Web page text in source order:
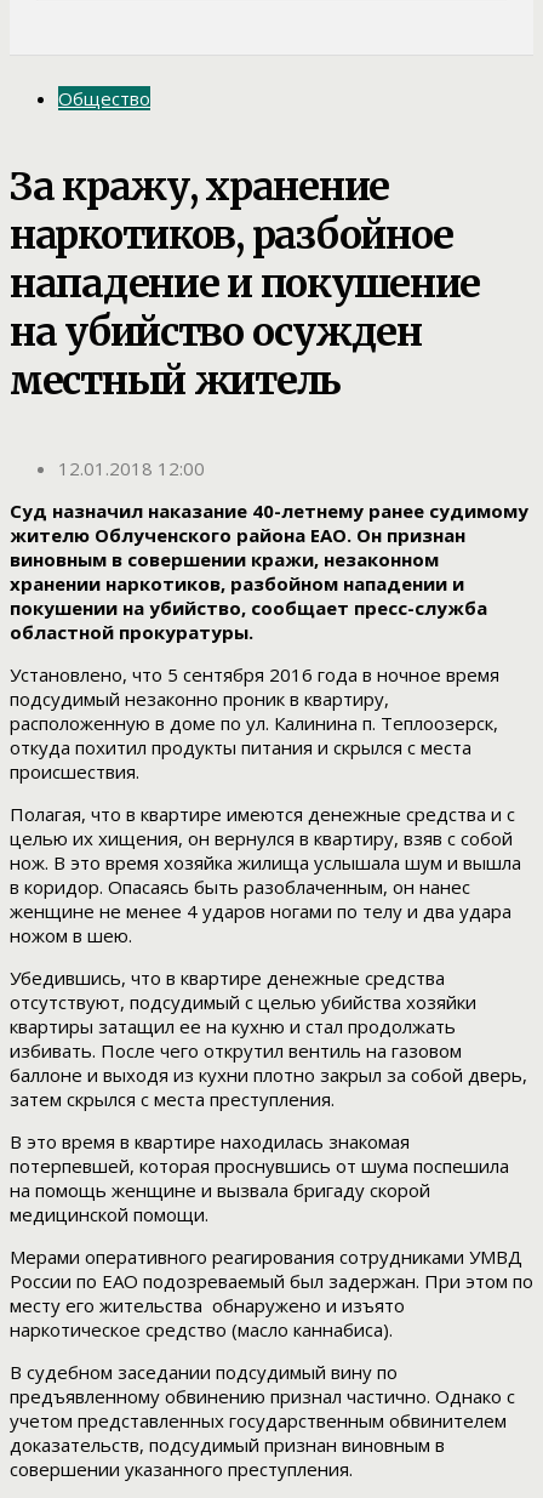
Общество
За кражу, хранение
наркотиков, разбойное
нападение и покушение
на убийство осужден
местный житель
12.01.2018 12:00
Суд назначил наказание 40-летнему ранее судимому
жителю Облученского района ЕАО. Он признан
виновным в совершении кражи, незаконном
хранении наркотиков, разбойном нападении и
покушении на убийство, сообщает пресс-служба
областной прокуратуры.
Установлено, что 5 сентября 2016 года в ночное время
подсудимый незаконно проник в квартиру,
расположенную в доме по ул. Калинина п. Теплоозерск,
откуда похитил продукты питания и скрылся с места
происшествия.
Полагая, что в квартире имеются денежные средства и с
целью их хищения, он вернулся в квартиру, взяв с собой
нож. В это время хозяйка жилища услышала шум и вышла
в коридор. Опасаясь быть разоблаченным, он нанес
женщине не менее 4 ударов ногами по телу и два удара
ножом в шею.
Убедившись, что в квартире денежные средства
отсутствуют, подсудимый с целью убийства хозяйки
квартиры затащил ее на кухню и стал продолжать
избивать. После чего открутил вентиль на газовом
баллоне и выходя из кухни плотно закрыл за собой дверь,
затем скрылся с места преступления.
В это время в квартире находилась знакомая
потерпевшей, которая проснувшись от шума поспешила
на помощь женщине и вызвала бригаду скорой
медицинской помощи.
Мерами оперативного реагирования сотрудниками УМВД
России по ЕАО подозреваемый был задержан. При этом по
месту его жительства обнаружено и изъято
наркотическое средство (масло каннабиса).
В судебном заседании подсудимый вину по
предъявленному обвинению признал частично. Однако с
учетом представленных государственным обвинителем
доказательств, подсудимый признан виновным в
совершении указанного преступления.